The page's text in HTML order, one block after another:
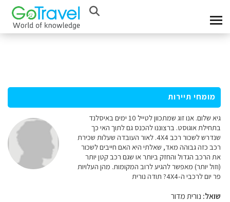
מומחי תיירות
גיא שלום. אנו זוג שמתכוון לטייל 10 ימים באיסלנד
בתחילת אוגוסט. ברצוננו להכנס גם לתוך האי כך
שנדרש לשכור רכב 4X4. לאור העובדה שעלות שכירת
רכב כזה גבוהה מאד, שאלתי היא האם חייבים לשכור
את הרכב הגדול והחזק ביותר או שגם רכב קטן יותר
(וזול יותר) מאפשר להגיע לרוב המקומות. מהן העלויות
פר יום לרכבי ה-4X4? תודה נורית
שואל: נורית מדור